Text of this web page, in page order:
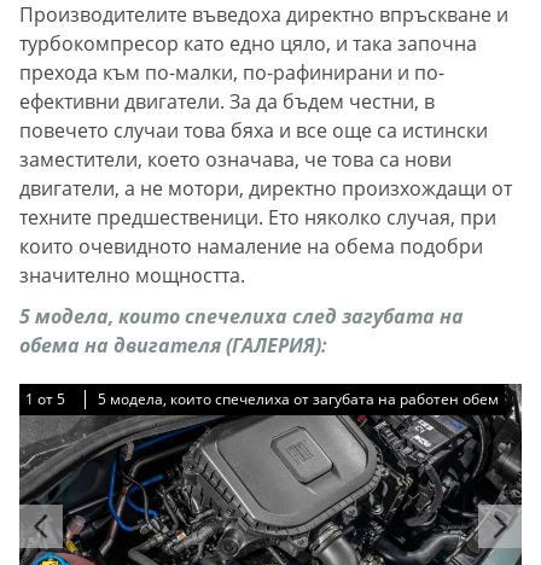
Производителите въведоха директно впръскване и
турбокомпресор като едно цяло, и така започна
прехода към по-малки, по-рафинирани и по-
ефективни двигатели. За да бъдем честни, в
повечето случаи това бяха и все още са истински
заместители, което означава, че това са нови
двигатели, а не мотори, директно произхождащи от
техните предшественици. Ето няколко случая, при
които очевидното намаление на обема подобри
значително мощността.
5 модела, които спечелиха след загубата на
обема на двигателя (ГАЛЕРИЯ):
1 от5 5 модела, които спечелиха от загубата на работен обем
1 от5 5 модела, които спечелиха от загубата на работен обем
1 от5 5 модела, които спечелиха от загубата на работен обем
1 от5 5 модела, които спечелиха от загубата на работен обем
1 от5 5 модела, които спечелиха от загубата на работен обем